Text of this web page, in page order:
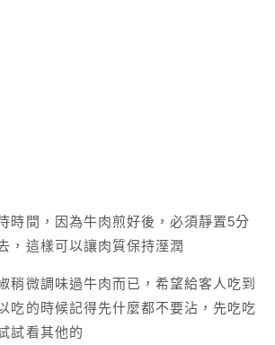
時間，因為牛肉煎好後，必須靜置5分
，這樣可以讓肉質保持溼潤
稍微調味過牛肉而已，希望給客人吃到
吃的時候記得先什麼都不要沾，先吃吃
試看其他的